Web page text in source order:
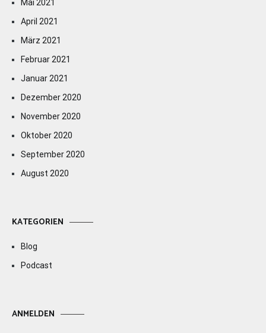
Mai 2021
April 2021
März 2021
Februar 2021
Januar 2021
Dezember 2020
November 2020
Oktober 2020
September 2020
August 2020
KATEGORIEN
Blog
Podcast
ANMELDEN